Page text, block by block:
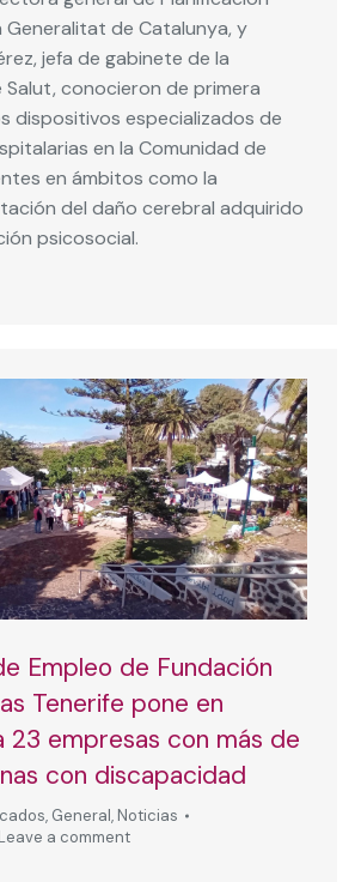
Generalitat de Catalunya, y
jefa de gabinete de la
Salut, conocieron de primera
dispositivos especializados de
en la Comunidad de
en ámbitos como la
del daño cerebral adquirido
psicosocial.
Empleo de Fundación
Tenerife pone en
empresas con más de
con discapacidad
, General, Noticias
Leave a comment